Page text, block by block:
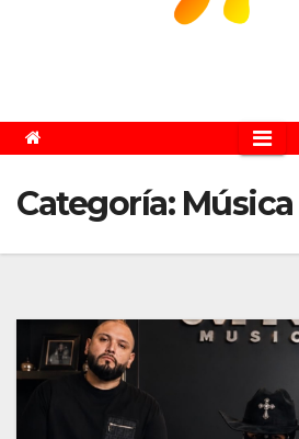
Categoría: Música